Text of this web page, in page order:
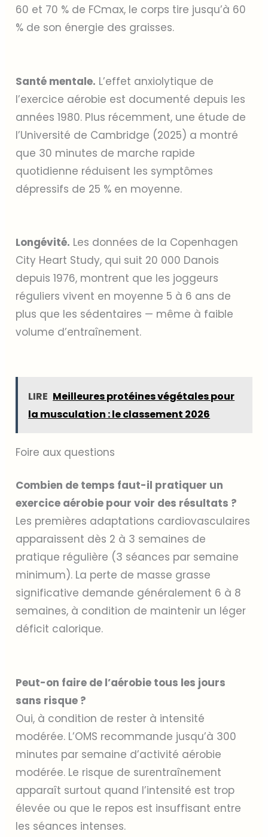
60 et 70 % de FCmax, le corps tire jusqu’à 60
% de son énergie des graisses.
Santé mentale. L’effet anxiolytique de
l’exercice aérobie est documenté depuis les
années 1980. Plus récemment, une étude de
l’Université de Cambridge (2025) a montré
que 30 minutes de marche rapide
quotidienne réduisent les symptômes
dépressifs de 25 % en moyenne.
Longévité. Les données de la Copenhagen
City Heart Study, qui suit 20 000 Danois
depuis 1976, montrent que les joggeurs
réguliers vivent en moyenne 5 à 6 ans de
plus que les sédentaires — même à faible
volume d’entraînement.
LIRE Meilleures protéines végétales pour
la musculation : le classement 2026
Foire aux questions
Combien de temps faut-il pratiquer un
exercice aérobie pour voir des résultats ?
Les premières adaptations cardiovasculaires
apparaissent dès 2 à 3 semaines de
pratique régulière (3 séances par semaine
minimum). La perte de masse grasse
significative demande généralement 6 à 8
semaines, à condition de maintenir un léger
déficit calorique.
Peut-on faire de l’aérobie tous les jours
sans risque ?
Oui, à condition de rester à intensité
modérée. L’OMS recommande jusqu’à 300
minutes par semaine d’activité aérobie
modérée. Le risque de surentraînement
apparaît surtout quand l’intensité est trop
élevée ou que le repos est insuffisant entre
les séances intenses.